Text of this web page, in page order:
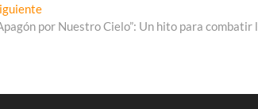
Entrada
siguiente:
por Nuestro Cielo”: Un hito para